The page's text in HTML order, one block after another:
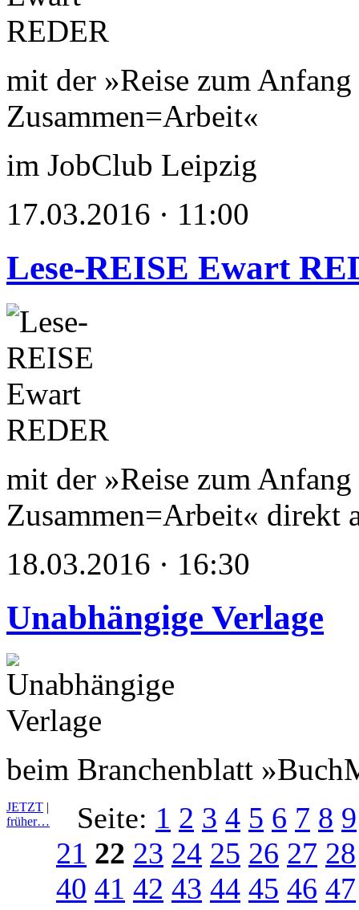
mit der »Reise zum
Zusammen=Arbeit«
im JobClub Leipzig
17.03.2016 · 11:00
Lese-REISE Ewart
mit der »Reise zum
Zusammen=Arbeit« direkt
18.03.2016 · 16:30
Unabhängige Verlage
beim Branchenblatt
JETZT |
früher…
Seite: 1 2 3 4 5 6 7 8 9
21 22 23 24 25 26 27 28
40 41 42 43 44 45 46 47